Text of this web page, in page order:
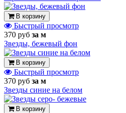
В корзину
Быстрый просмотр
370 руб за м
Звезды, бежевый фон
В корзину
Быстрый просмотр
370 руб за м
Звезды синие на белом
В корзину